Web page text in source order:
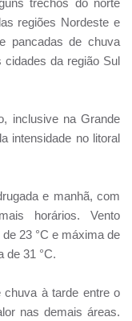
regiões Nordeste e
pancadas de chuva
da região Sul
inclusive na Grande
intensidade no litoral
e manhã, com
horários. Vento
23 °C e máxima de
de 31 °C.
chuva à tarde entre o
nas demais áreas.